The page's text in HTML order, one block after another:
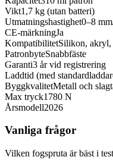
Vikt1,7 kg (utan batteri)
Utmatningshastighet0–8
CE-märkningJa
KompatibilitetSilikon,
PatronbyteSnabbfäste
Garanti3 år vid registrering
Laddtid (med
ByggkvalitetMetall och
Max tryck1780 N
Årsmodell2026
Vanliga frågor
Vilken fogspruta är bäst i